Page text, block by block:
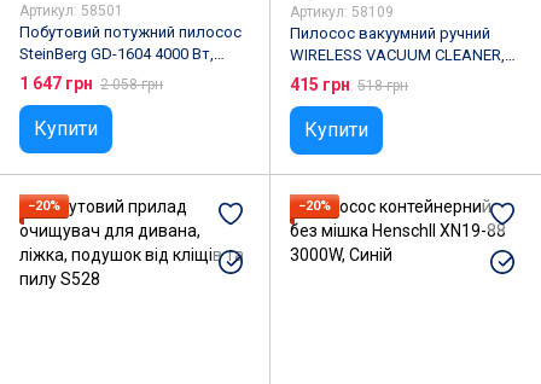
Артикул: 58501
Побутовий потужний пилосос
SteinBerg GD-1604 4000 Вт,
Синій
1 647 грн 2 058 грн
Купити
Артикул: 58109
Пилосос вакуумний ручний
WIRELESS VACUUM CLEANER,
Білий
415 грн 518 грн
Купити
−20% −20%